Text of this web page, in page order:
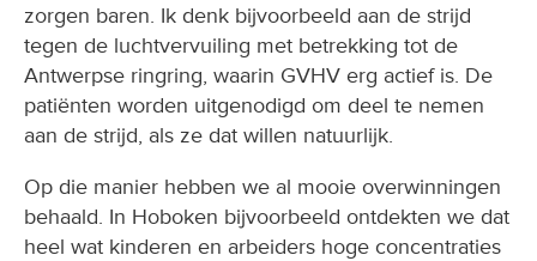
zorgen baren. Ik denk bijvoorbeeld aan de strijd
tegen de luchtvervuiling met betrekking tot de
Antwerpse ringring, waarin GVHV erg actief is. De
patiënten worden uitgenodigd om deel te nemen
aan de strijd, als ze dat willen natuurlijk.
Op die manier hebben we al mooie overwinningen
behaald. In Hoboken bijvoorbeeld ontdekten we dat
heel wat kinderen en arbeiders hoge concentraties